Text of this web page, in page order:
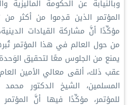
وبالنيابة عن الحكومة الماليزية
مؤكِّدًا أنَّ مشاركة القيادات
من حول العالم في هذا المؤتمر
يمنع من الجلوس معًا لتحقيق
عقب ذلك، ألقى معالي الأمين
المسلمين، الشيخ الدكتور محمد
للمؤتمر، مؤكِّدًا فيها أنَّ